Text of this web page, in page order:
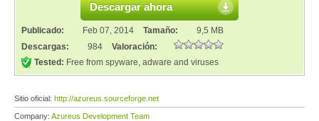
Descargar ahora
Publicado: Feb 07, 2014 Tamaño:
9,5 MB
Descargas:
984
Valoración:
Tested: Free from spyware, adware and viruses
Sitio oficial: http://azureus.sourceforge.net
Company: Azureus Development Team